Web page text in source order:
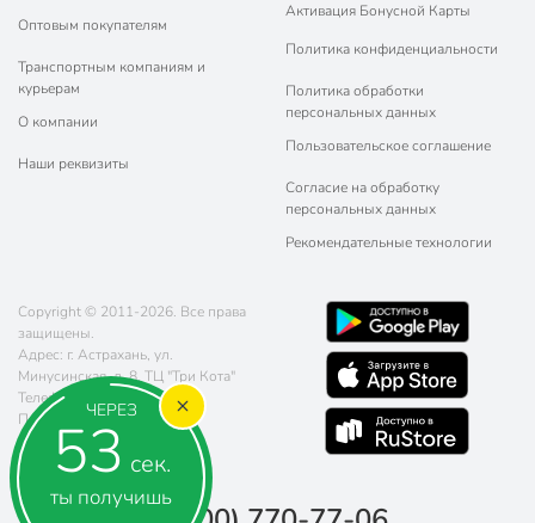
ЧЕРЕЗ
52 сек.
ты получишь
Оптовым покупателям
Транспортным компаниям и
курьерам
О компании
Наши реквизиты
Активация Бонусной Карты
Политика конфиденциальности
Политика обработки
персональных данных
Пользовательское соглашение
Согласие на обработку
персональных данных
Рекомендательные технологии
Copyright © 2011-2026. Все права
защищены.
Адрес: г. Астрахань, ул.
Минусинская, д. 8, ТЦ "Три Кота"
Телефон:
8 (800) 770-77-06
Почта:
sales@poryadok.ru